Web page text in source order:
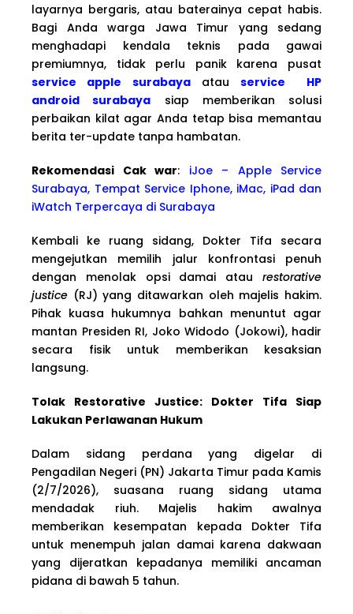
layarnya bergaris, atau baterainya cepat habis.
Bagi Anda warga Jawa Timur yang sedang
menghadapi kendala teknis pada gawai
premiumnya, tidak perlu panik karena pusat
service apple surabayaatauservice HP
android surabaya siap memberikan solusi
perbaikan kilat agar Anda tetap bisa memantau
berita ter-update tanpa hambatan.
Rekomendasi Cak war: iJoe – Apple Service
Surabaya, Tempat Service Iphone, iMac, iPad dan
iWatch Terpercaya di Surabaya
Kembali ke ruang sidang, Dokter Tifa secara
mengejutkan memilih jalur konfrontasi penuh
dengan menolak opsi damai atau restorative
justice (RJ) yang ditawarkan oleh majelis hakim.
Pihak kuasa hukumnya bahkan menuntut agar
mantan Presiden RI, Joko Widodo (Jokowi), hadir
secara fisik untuk memberikan kesaksian
langsung.
Tolak Restorative Justice: Dokter Tifa Siap
Lakukan Perlawanan Hukum
Dalam sidang perdana yang digelar di
Pengadilan Negeri (PN) Jakarta Timur pada Kamis
(2/7/2026), suasana ruang sidang utama
mendadak riuh. Majelis hakim awalnya
memberikan kesempatan kepada Dokter Tifa
untuk menempuh jalan damai karena dakwaan
yang dijeratkan kepadanya memiliki ancaman
pidana di bawah 5 tahun.